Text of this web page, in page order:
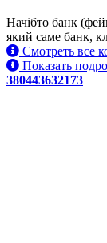
Начібто банк
який саме банк,
Смотреть все
Показать
380443632173